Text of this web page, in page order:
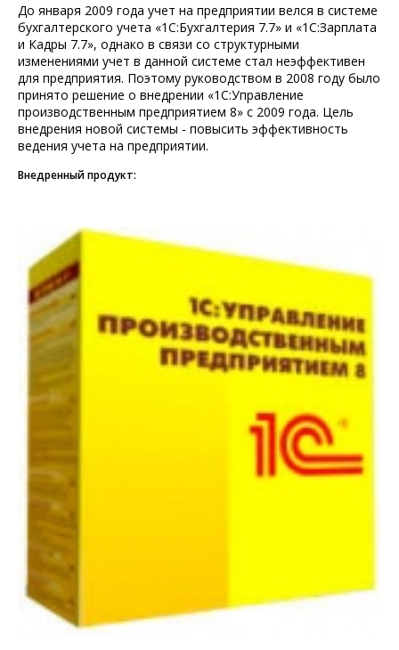
До января 2009 года учет на предприятии велся в системе
бухгалтерского учета «1С:Бухгалтерия 7.7» и «1С:Зарплата
и Кадры 7.7», однако в связи со структурными
изменениями учет в данной системе стал неэффективен
для предприятия. Поэтому руководством в 2008 году было
принято решение о внедрении «1С:Управление
производственным предприятием 8» с 2009 года. Цель
внедрения новой системы - повысить эффективность
ведения учета на предприятии.
Внедренный продукт: